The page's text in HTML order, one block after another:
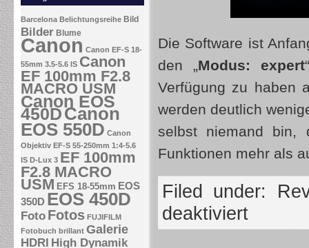
Barcelona Belichtungsreihe Bild
Bilder Blume
Canon Canon EF-S 18-
55mm 3.5-5.6 IS Canon
EF 100mm F2.8
MACRO USM
Canon EOS
450DCanon
EOS 550D Canon
Objektiv EF-S 55-250mm 1:4-5.6
IS D-Lux 3 EF 100mm
F2.8 MACRO
USM EFS 18-55mm EOS
350D EOS 450D
Foto Fotos FUJIFILM
Fotobuch brillant Galerie
HDRI High Dynamik
Die Software ist
den „Modus: expert
Verfügung zu haben
werden deutlich
selbst niemand bin,
Funktionen mehr als
Filed under:
deaktiviert